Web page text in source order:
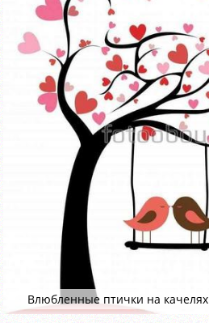
Влюбленные птички на качелях